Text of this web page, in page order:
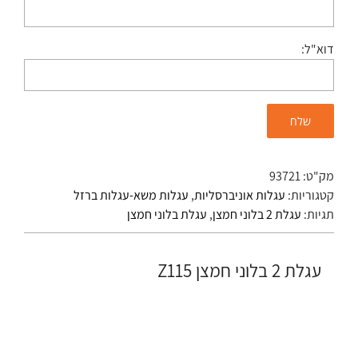
דוא"ל:
מק"ט:93721
קטגוריות: עגלות אוניברסליות, עגלות משא-עגלות ברזל
תגיות: עגלת 2 בלוני חמצן , עגלת בלוני חמצן
עגלת 2 בלוני חמצן Z115